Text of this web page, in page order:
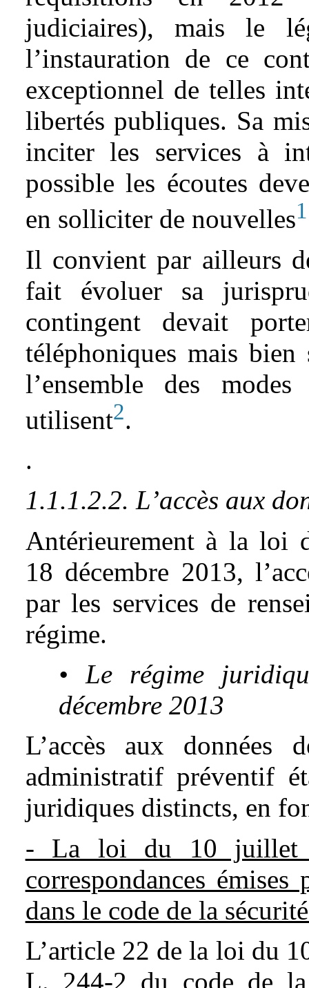
judiciaires), mais le
l’instauration de ce
exceptionnel de telles
libertés publiques. Sa
inciter les services à
possible les écoutes
en solliciter de nouvelles1
Il convient par ailleurs
fait évoluer sa
contingent devait
téléphoniques mais
l’ensemble des
utilisent2.
.
1.1.1.2.2. L’accès aux
Antérieurement à la loi
18 décembre 2013,
par les services de
régime.
• Le régime
décembre 2013
L’accès aux données
administratif préventif
juridiques distincts, en
- La loi du 10 juillet
correspondances
dans le code de la
L’article 22 de la loi du
L. 244-2 du code de la